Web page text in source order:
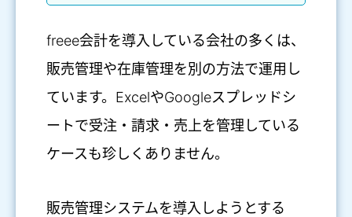
freee会計を導入している会社の多くは、
販売管理や在庫管理を別の方法で運用し
ています。ExcelやGoogleスプレッドシ
ートで受注・請求・売上を管理している
ケースも珍しくありません。
販売管理システムを導入しようとする